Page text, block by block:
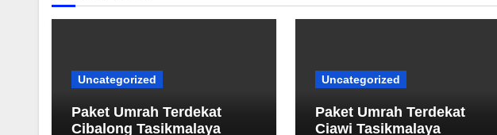
Uncategorized
Paket Umrah Terdekat
‎Cibalong Tasikmalaya
Uncategorized
Paket Umrah Terdekat
Ciawi Tasikmalaya